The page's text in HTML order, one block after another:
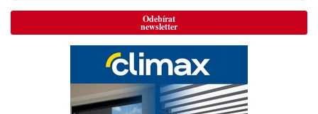
Odebírat
newsletter